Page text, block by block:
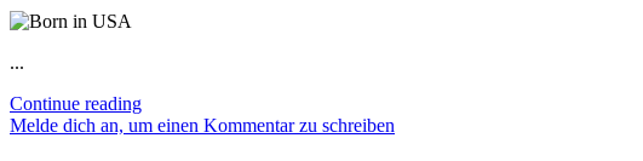
...
Continue reading
Melde dich an, um einen Kommentar zu schreiben